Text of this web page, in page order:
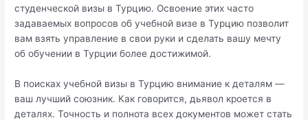
студенческой визы в Турцию. Освоение этих часто
задаваемых вопросов об учебной визе в Турцию позволит
вам взять управление в свои руки и сделать вашу мечту
об обучении в Турции более достижимой.
В поисках учебной визы в Турцию внимание к деталям —
ваш лучший союзник. Как говорится, дьявол кроется в
деталях. Точность и полнота всех документов может стать